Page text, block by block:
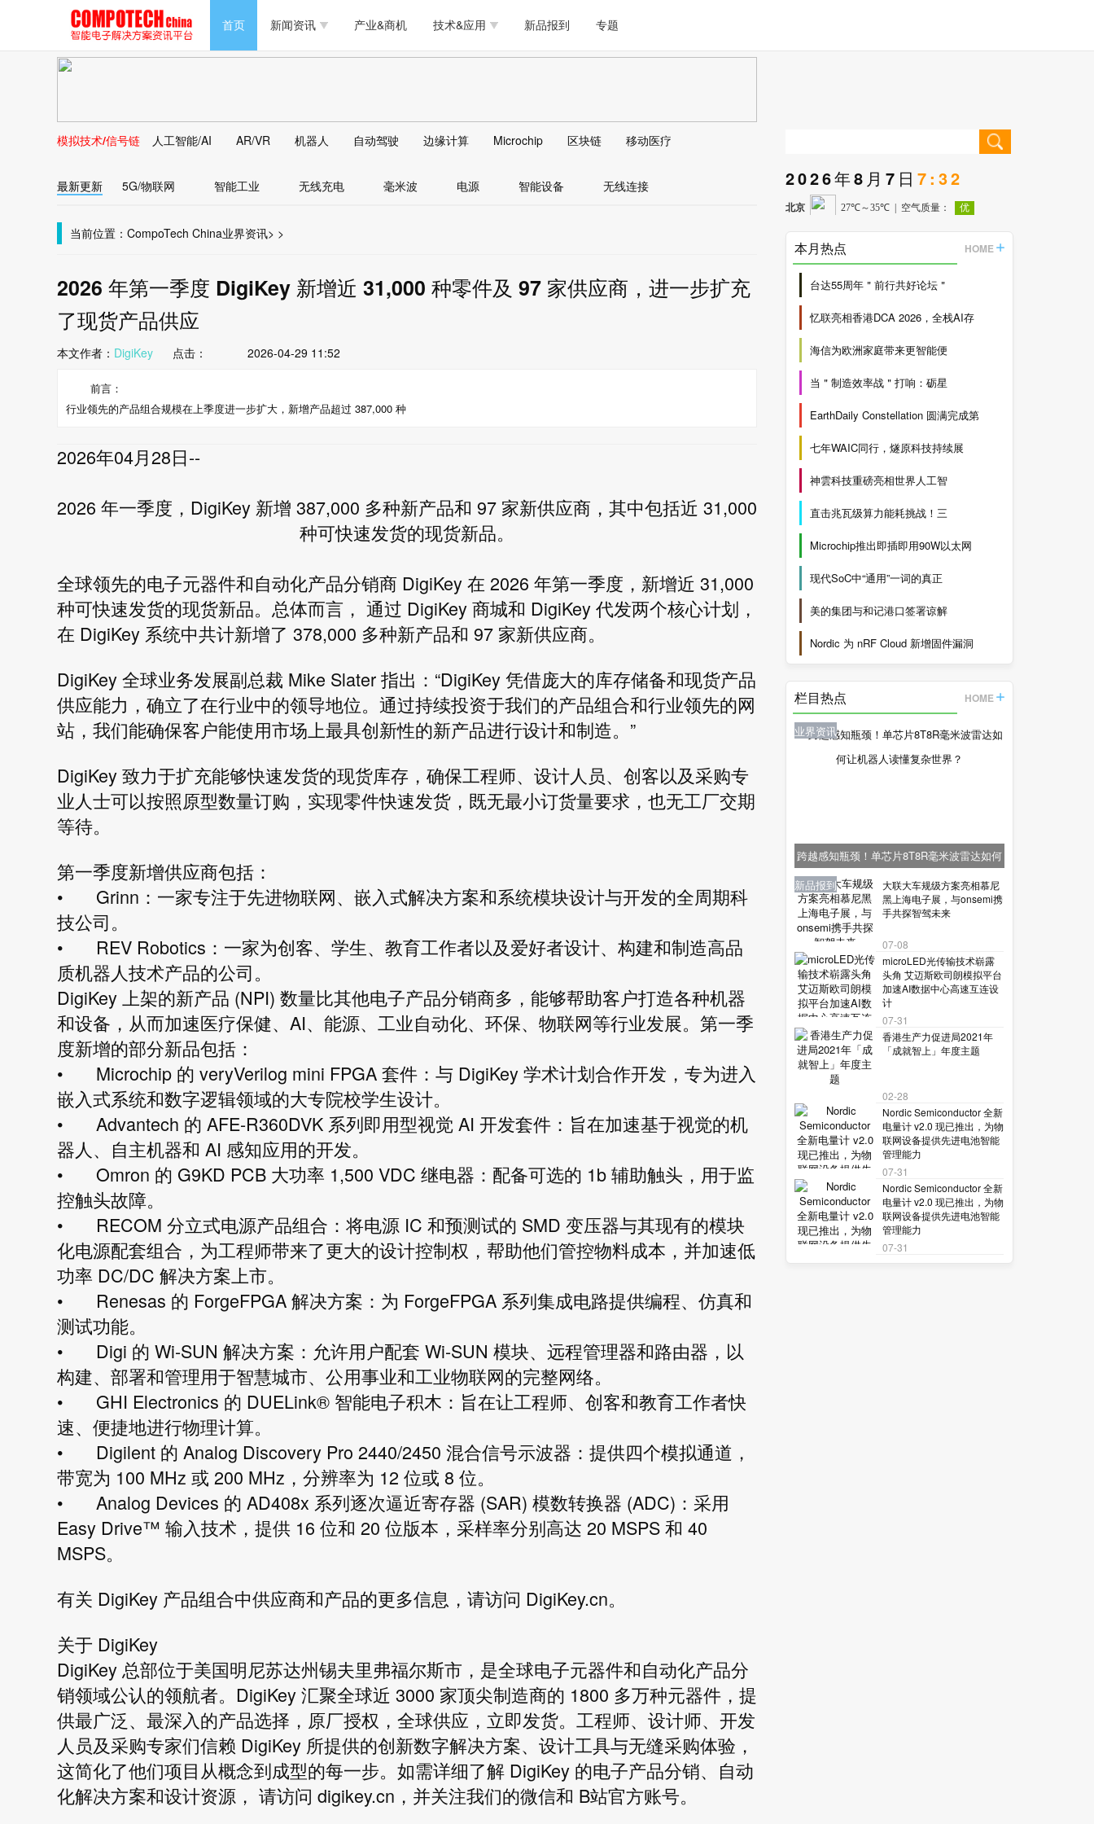
首页 新闻资讯
新能源 人工智能 安防监控
马达电机技术 物联网 模拟技术/信号链
大数据/云
产业&商机 技术&应用
安全 可穿戴
AI/人工智能
新品报到 专题
PC/周边 软件/工具 医疗电子
马达电机技术 物联网 模拟技术/信号链
大数据/云 边缘计算
存储 无线连接 LED
DLP AI/人工智能 传感器技术
AR/VR/图像/3D 电源技术/信号链 接口
模拟技术/信号链 人工智能/AI AR/VR 机器人 自动驾驶 边缘计算 Microchip 区块链 移动医疗
最新更新 5G/物联网 智能工业 无线充电 毫米波 电源 智能设备 无线连接
当前位置： CompoTech China >
业界资讯 >
2026 年第一季度 DigiKey 新增近 31,000 种零件及 97 家供应商，进一步扩充
了现货产品供应
本文作者： DigiKey点击： 2026-04-29 11:52
前言：
行业领先的产品组合规模在上季度进一步扩大，新增产品超过 387,000 种
2026年04月28日--
2026 年一季度，DigiKey 新增 387,000 多种新产品和 97 家新供应商，其中包括近 31,000
种可快速发货的现货新品。
全球领先的电子元器件和自动化产品分销商 DigiKey 在 2026 年第一季度，新增近 31,000
种可快速发货的现货新品。总体而言， 通过 DigiKey 商城和 DigiKey 代发两个核心计划，
在 DigiKey 系统中共计新增了 378,000 多种新产品和 97 家新供应商。
DigiKey 全球业务发展副总裁 Mike Slater 指出：“DigiKey 凭借庞大的库存储备和现货产品
供应能力，确立了在行业中的领导地位。通过持续投资于我们的产品组合和行业领先的网
站，我们能确保客户能使用市场上最具创新性的新产品进行设计和制造。”
DigiKey 致力于扩充能够快速发货的现货库存，确保工程师、设计人员、创客以及采购专
业人士可以按照原型数量订购，实现零件快速发货，既无最小订货量要求，也无工厂交期
等待。
第一季度新增供应商包括：
•
Grinn：一家专注于先进物联网、嵌入式解决方案和系统模块设计与开发的全周期科
技公司。
•
REV Robotics：一家为创客、学生、教育工作者以及爱好者设计、构建和制造高品
质机器人技术产品的公司。
DigiKey 上架的新产品 (NPI) 数量比其他电子产品分销商多，能够帮助客户打造各种机器
和设备，从而加速医疗保健、AI、能源、工业自动化、环保、物联网等行业发展。第一季
度新增的部分新品包括：
•
Microchip 的 veryVerilog mini FPGA 套件：与 DigiKey 学术计划合作开发，专为进入
嵌入式系统和数字逻辑领域的大专院校学生设计。
•
Advantech 的 AFE-R360DVK 系列即用型视觉 AI 开发套件：旨在加速基于视觉的机
器人、自主机器和 AI 感知应用的开发。
•
Omron 的 G9KD PCB 大功率 1,500 VDC 继电器：配备可选的 1b 辅助触头，用于监
控触头故障。
•
RECOM 分立式电源产品组合：将电源 IC 和预测试的 SMD 变压器与其现有的模块
化电源配套组合，为工程师带来了更大的设计控制权，帮助他们管控物料成本，并加速低
功率 DC/DC 解决方案上市。
•
Renesas 的 ForgeFPGA 解决方案：为 ForgeFPGA 系列集成电路提供编程、仿真和
测试功能。
•
Digi 的 Wi-SUN 解决方案：允许用户配套 Wi-SUN 模块、远程管理器和路由器，以
构建、部署和管理用于智慧城市、公用事业和工业物联网的完整网络。
•
GHI Electronics 的 DUELink® 智能电子积木：旨在让工程师、创客和教育工作者快
速、便捷地进行物理计算。
•
Digilent 的 Analog Discovery Pro 2440/2450 混合信号示波器：提供四个模拟通道，
带宽为 100 MHz 或 200 MHz，分辨率为 12 位或 8 位。
•
Analog Devices 的 AD408x 系列逐次逼近寄存器 (SAR) 模数转换器 (ADC)：采用
Easy Drive™ 输入技术，提供 16 位和 20 位版本，采样率分别高达 20 MSPS 和 40
MSPS。
有关 DigiKey 产品组合中供应商和产品的更多信息，请访问 DigiKey.cn。
关于 DigiKey
DigiKey 总部位于美国明尼苏达州锡夫里弗福尔斯市，是全球电子元器件和自动化产品分
销领域公认的领航者。DigiKey 汇聚全球近 3000 家顶尖制造商的 1800 多万种元器件，提
供最广泛、最深入的产品选择，原厂授权，全球供应，立即发货。工程师、设计师、开发
人员及采购专家们信赖 DigiKey 所提供的创新数字解决方案、设计工具与无缝采购体验，
这简化了他们项目从概念到成型的每一步。如需详细了解 DigiKey 的电子产品分销、自动
化解决方案和设计资源， 请访问 digikey.cn ，并关注我们的微信和 B站官方账号。
2026年8月7日 7:32
本月热点 HOME
台达55周年＂前行共好论坛＂
忆联亮相香港DCA 2026，全栈AI存
海信为欧洲家庭带来更智能便
当＂制造效率战＂打响：砺星
EarthDaily Constellation 圆满完成第
七年WAIC同行，燧原科技持续展
神雲科技重磅亮相世界人工智
直击兆瓦级算力能耗挑战！三
Microchip推出即插即用90W以太网
现代SoC中“通用”一词的真正
美的集团与和记港口签署谅解
Nordic 为 nRF Cloud 新增固件漏洞
栏目热点 HOME
业界资讯
跨越感知瓶颈！单芯片8T8R毫米波雷达如何
让机器人读懂复杂世界？
业界资讯
大联大车规级方案亮相慕尼
黑上海电子展，与onsemi携
手共探智驾未来
07-08
业界资讯
microLED光传输技术崭露
头角 艾迈斯欧司朗模拟平台
加速AI数据中心高速互连设
计
07-31
业界资讯
香港生产力促进局2021年
「成就智上」年度主题
02-28
新品报到
Nordic Semiconductor 全新
电量计 v2.0 现已推出，为物
联网设备提供先进电池智能
管理能力
07-31
新品报到
Nordic Semiconductor 全新
电量计 v2.0 现已推出，为物
联网设备提供先进电池智能
管理能力
07-31